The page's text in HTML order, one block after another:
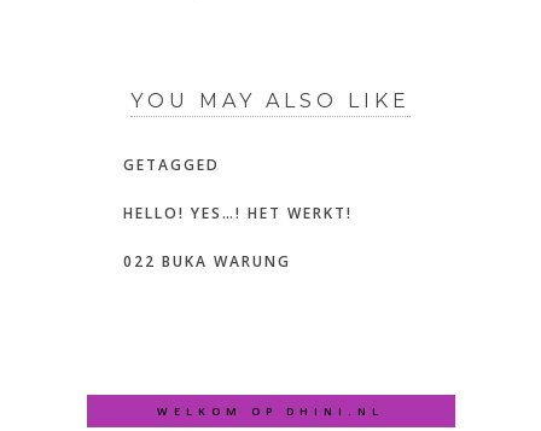
YOU MAY ALSO LIKE
GETAGGED
HELLO! YES…! HET WERKT!
022 BUKA WARUNG
WELKOM OP DHINI.NL